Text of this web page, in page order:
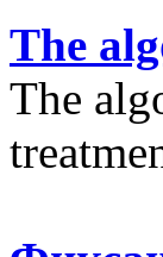
The
The